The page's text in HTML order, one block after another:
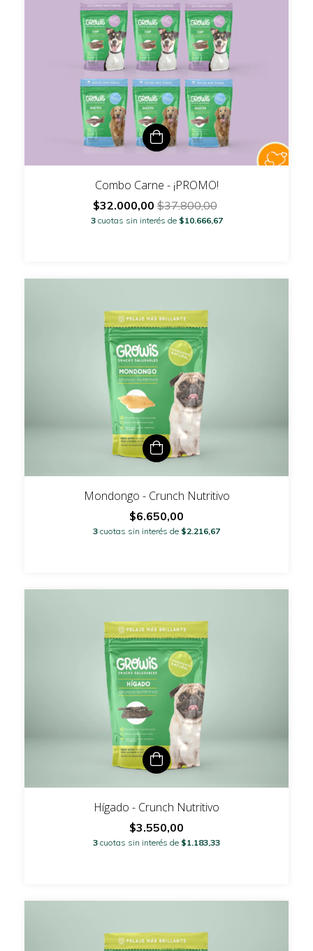
Combo Carne - ¡PROMO!
$32.000,00$37.800,00
3 cuotas sin interés de $10.666,67
Mondongo - Crunch Nutritivo
$6.650,00
3 cuotas sin interés de $2.216,67
Hígado - Crunch Nutritivo
$3.550,00
3 cuotas sin interés de $1.183,33